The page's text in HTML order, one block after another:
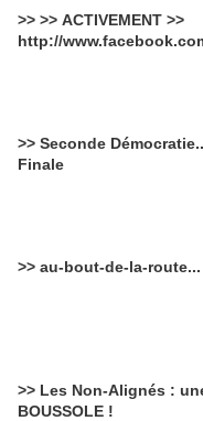
>> >> ACTIVEMENT >>
http://
>> Seconde
Finale
>> au-bout-de-la-
>> Les Non-Alignés :
BOUSSOLE !